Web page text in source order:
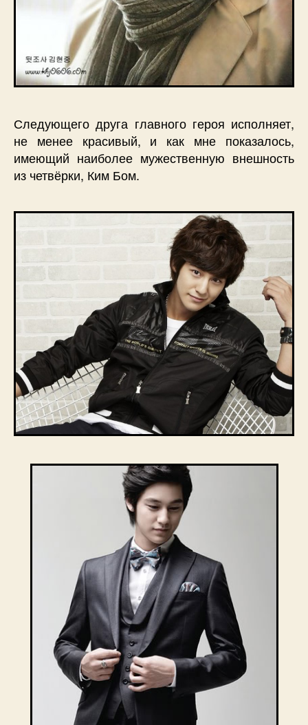
Следующего друга главного героя исполняет,
не менее красивый, и как мне показалось,
имеющий наиболее мужественную внешность
из четвёрки, Ким Бом.